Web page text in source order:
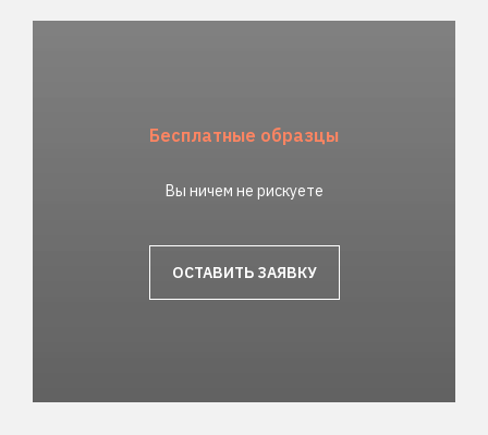
Бесплатные образцы
Вы ничем не рискуете
ОСТАВИТЬ ЗАЯВКУ